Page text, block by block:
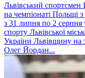
Львівський спортсмен
на чемпіонаті Польщі
з 31 липня по 2
спорту Львівської
України Львівщину на
Олег Йордан...